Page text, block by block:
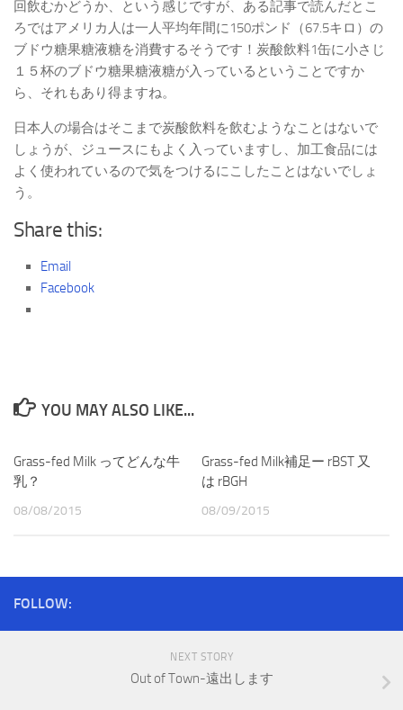
回飲むかどうか、という感じですが、ある記事で読んだとこ
ろではアメリカ人は一人平均年間に150ポンド（67.5キロ）の
ブドウ糖果糖液糖を消費するそうです！炭酸飲料1缶に小さじ
１５杯のブドウ糖果糖液糖が入っているということですか
ら、それもあり得ますね。
日本人の場合はそこまで炭酸飲料を飲むようなことはないで
しょうが、ジュースにもよく入っていますし、加工食品には
よく使われているので気をつけるにこしたことはないでしょ
う。
Share this:
Email
Facebook
YOU MAY ALSO LIKE...
Grass-fed Milk ってどんな牛
乳？
08/08/2015
Grass-fed Milk補足ー rBST 又
は rBGH
08/09/2015
FOLLOW:
NEXT STORY
Out of Town-遠出します